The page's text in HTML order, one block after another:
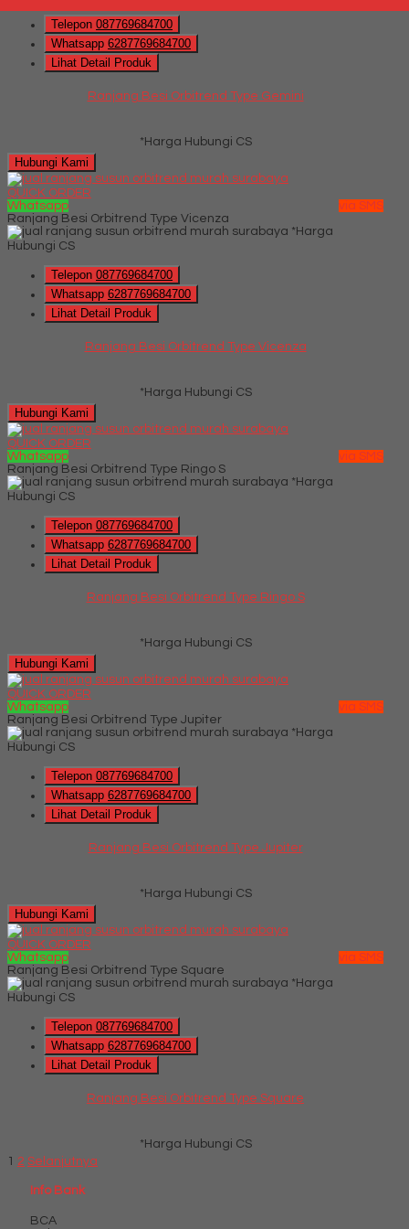
Telepon 087769684700
Whatsapp 6287769684700
Lihat Detail Produk
Ranjang Besi Orbitrend Type Gemini
*Harga Hubungi CS
Hubungi Kami
QUICK ORDER
Whatsapp
via SMS
Ranjang Besi Orbitrend Type Vicenza
*Harga
Hubungi CS
Telepon 087769684700
Whatsapp 6287769684700
Lihat Detail Produk
Ranjang Besi Orbitrend Type Vicenza
*Harga Hubungi CS
Hubungi Kami
QUICK ORDER
Whatsapp
via SMS
Ranjang Besi Orbitrend Type Ringo S
*Harga
Hubungi CS
Telepon 087769684700
Whatsapp 6287769684700
Lihat Detail Produk
Ranjang Besi Orbitrend Type Ringo S
*Harga Hubungi CS
Hubungi Kami
QUICK ORDER
Whatsapp
via SMS
Ranjang Besi Orbitrend Type Jupiter
*Harga
Hubungi CS
Telepon 087769684700
Whatsapp 6287769684700
Lihat Detail Produk
Ranjang Besi Orbitrend Type Jupiter
*Harga Hubungi CS
Hubungi Kami
QUICK ORDER
Whatsapp
via SMS
Ranjang Besi Orbitrend Type Square
*Harga
Hubungi CS
Telepon 087769684700
Whatsapp 6287769684700
Lihat Detail Produk
Ranjang Besi Orbitrend Type Square
*Harga Hubungi CS
1 2 Selanjutnya
Info Bank
BCA